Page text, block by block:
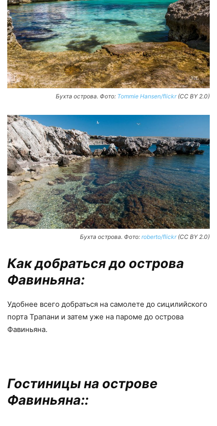
Бухта острова. Фото: Tommie Hansen/flickr(CC BY 2.0)
Бухта острова. Фото: roberto/flickr(CC BY 2.0)
Как добраться до острова
Фавиньяна:
Удобнее всего добраться на самолете до сицилийского
порта Трапани и затем уже на пароме до острова
Фавиньяна.
Гостиницы на острове
Фавиньяна::